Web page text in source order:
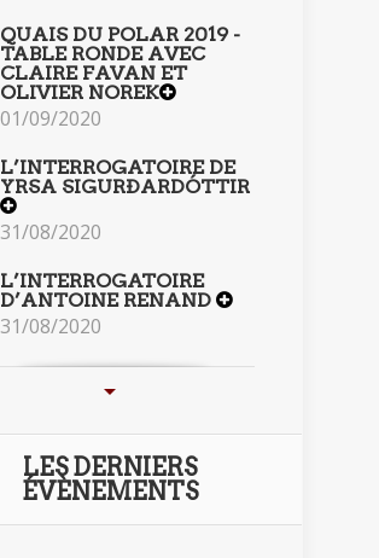
QUAIS DU POLAR 2019 -
TABLE RONDE AVEC
CLAIRE FAVAN ET
OLIVIER NOREK
01/09/2020
L’INTERROGATOIRE DE
YRSA SIGURÐARDÓTTIR
31/08/2020
L’INTERROGATOIRE
D’ANTOINE RENAND
31/08/2020
LES DERNIERS
ÉVÈNEMENTS